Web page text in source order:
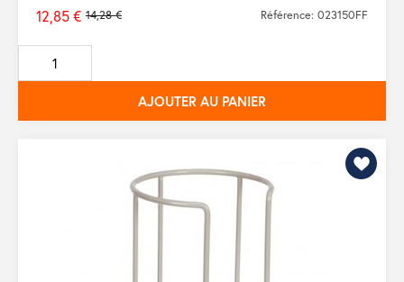
Prix
de
base
14,28 €
12,85 € Référence: 023150FF
AJOUTER AU PANIER